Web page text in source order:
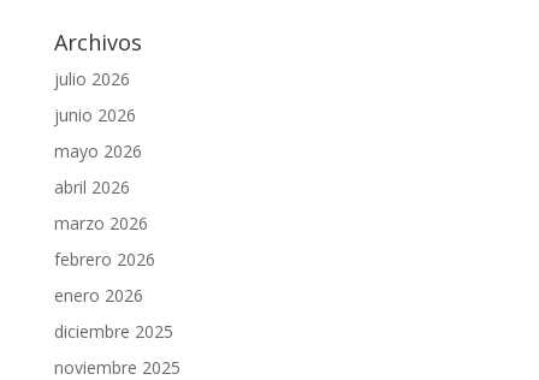
Archivos
julio 2026
junio 2026
mayo 2026
abril 2026
marzo 2026
febrero 2026
enero 2026
diciembre 2025
noviembre 2025